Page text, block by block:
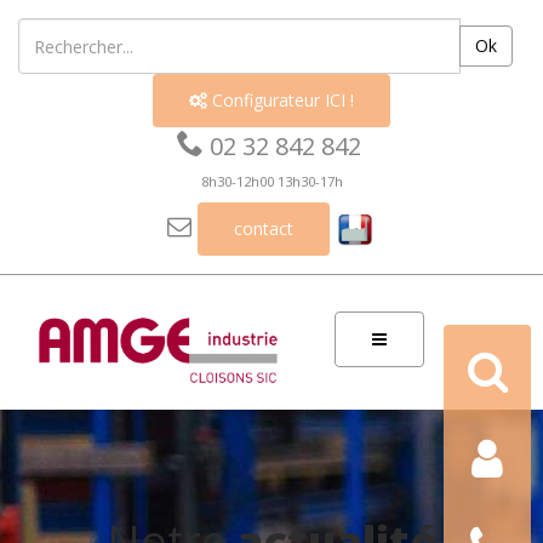
Ok
 Configurateur ICI !
 02 32 842 842
8h30-12h00 13h30-17h
 contact